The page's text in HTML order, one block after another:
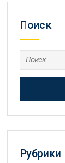
Поиск
Найти:
Рубрики